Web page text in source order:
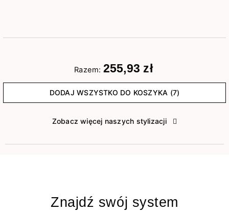
Razem: 255,93 zł
DODAJ WSZYSTKO DO KOSZYKA (7)
Zobacz więcej naszych stylizacji
Znajdź swój system